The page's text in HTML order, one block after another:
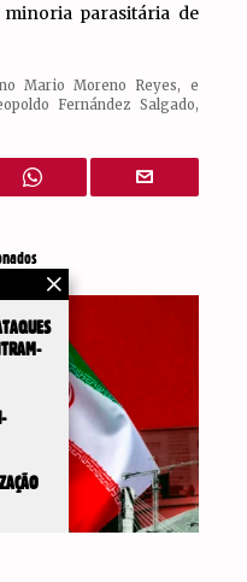
parasitária de
Mario Moreno Reyes, e
Fernández Salgado,